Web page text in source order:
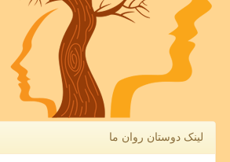
لینک دوستان روان ما